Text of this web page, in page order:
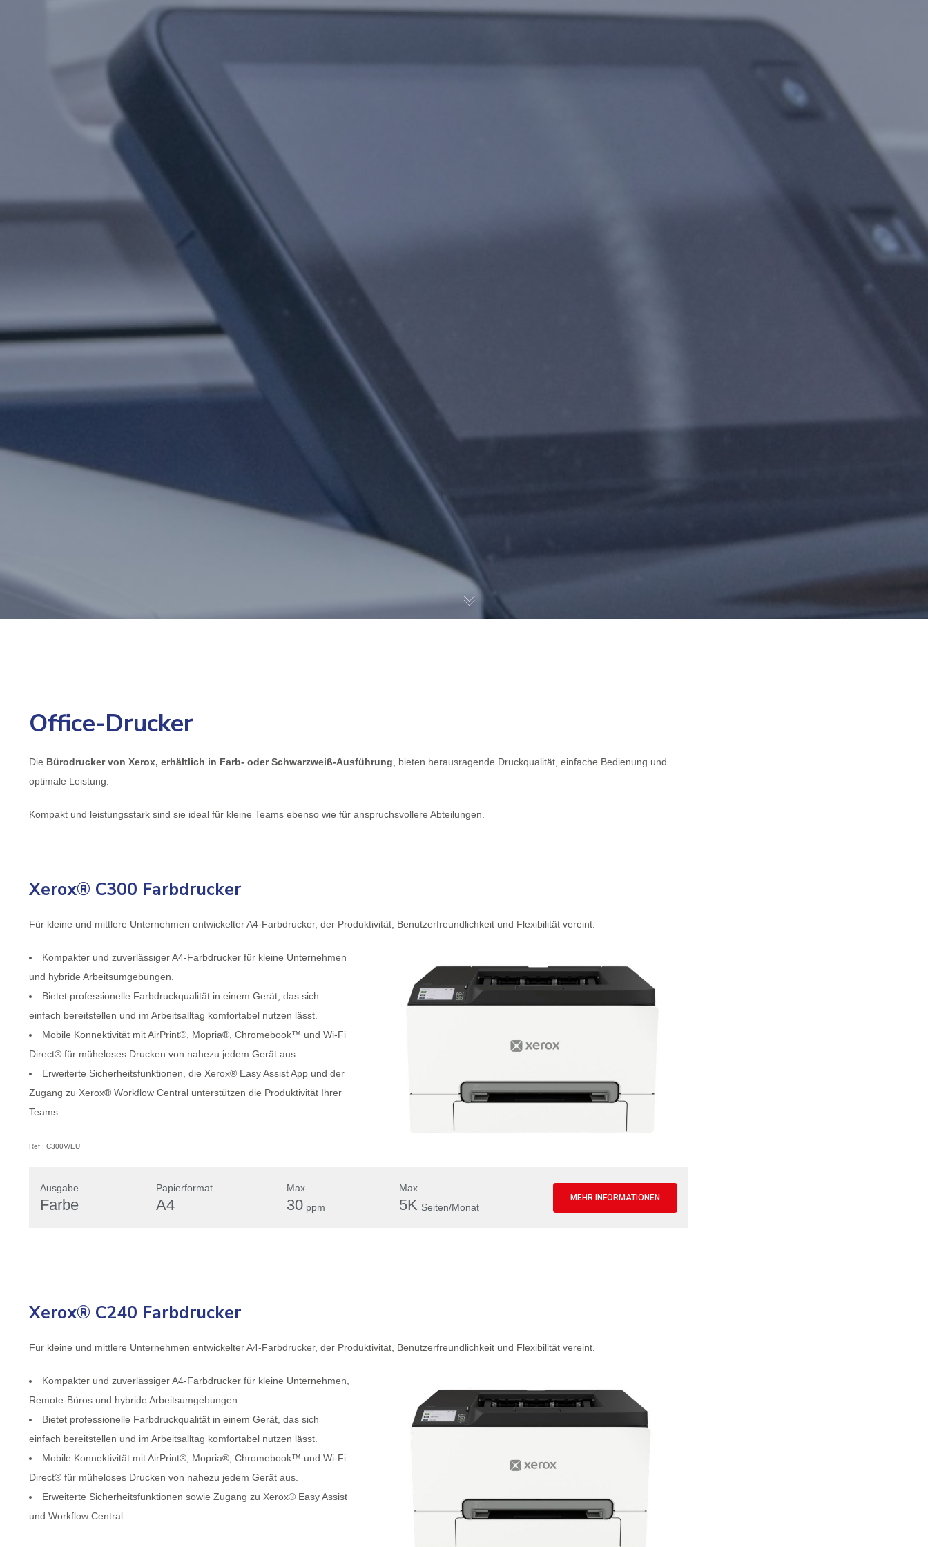
Office-Drucker
Die Bürodrucker von Xerox, erhältlich in Farb- oder Schwarzweiß-Ausführung , bieten herausragende Druckqualität, einfache Bedienung und
optimale Leistung.
Kompakt und leistungsstark sind sie ideal für kleine Teams ebenso wie für anspruchsvollere Abteilungen.
Xerox® C300 Farbdrucker
Für kleine und mittlere Unternehmen entwickelter A4-Farbdrucker, der Produktivität, Benutzerfreundlichkeit und Flexibilität vereint.
Kompakter und zuverlässiger A4-Farbdrucker für kleine Unternehmen
und hybride Arbeitsumgebungen.
Bietet professionelle Farbdruckqualität in einem Gerät, das sich
einfach bereitstellen und im Arbeitsalltag komfortabel nutzen lässt.
Mobile Konnektivität mit AirPrint®, Mopria®, Chromebook™ und Wi-Fi
Direct® für müheloses Drucken von nahezu jedem Gerät aus.
Erweiterte Sicherheitsfunktionen, die Xerox® Easy Assist App und der
Zugang zu Xerox® Workflow Central unterstützen die Produktivität Ihrer
Teams.
Ref : C300V/EU
Ausgabe
Farbe
Papierformat
A4
Max.
30 ppm
Max.
5K Seiten/Monat
MEHR INFORMATIONEN
Xerox® C240 Farbdrucker
Für kleine und mittlere Unternehmen entwickelter A4-Farbdrucker, der Produktivität, Benutzerfreundlichkeit und Flexibilität vereint.
Kompakter und zuverlässiger A4-Farbdrucker für kleine Unternehmen,
Remote-Büros und hybride Arbeitsumgebungen.
Bietet professionelle Farbdruckqualität in einem Gerät, das sich
einfach bereitstellen und im Arbeitsalltag komfortabel nutzen lässt.
Mobile Konnektivität mit AirPrint®, Mopria®, Chromebook™ und Wi-Fi
Direct® für müheloses Drucken von nahezu jedem Gerät aus.
Erweiterte Sicherheitsfunktionen sowie Zugang zu Xerox® Easy Assist
und Workflow Central.